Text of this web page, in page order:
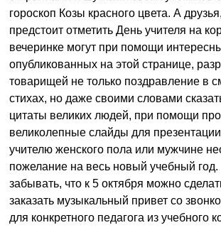
гороскоп Козы красного цвета. А
предстоит отметить День учителя на
вечеринке могут при помощи
опубликованных на этой странице,
товарищей не только поздравление в
стихах, но даже своими словами
цитаты великих людей, при помощи
великолепные слайды для
учителю женского пола или мужчине
пожелание на весь новый учебный год.
забывать, что к 5 октября можно
заказать музыкальный привет со
для конкретного педагога из учебного